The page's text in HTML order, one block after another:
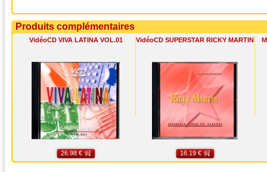
Produits complémentaires
VidéoCD VIVA LATINA VOL.01
26.98 €
VidéoCD SUPERSTAR RICKY MARTIN
16.19 €